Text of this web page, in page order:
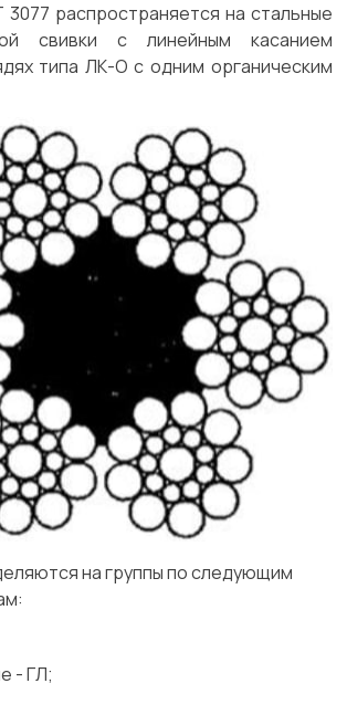
распространяется на стальные
свивки с линейным касанием
типа ЛК-О с одним органическим
на группы по следующим
- ГЛ;